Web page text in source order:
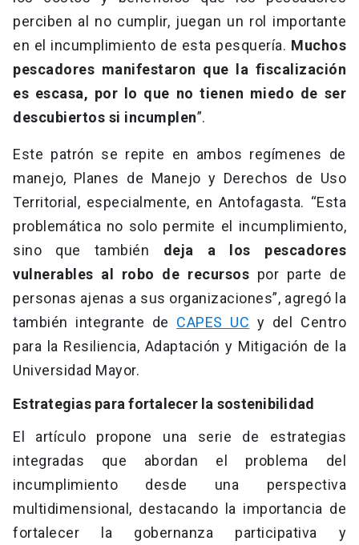
perciben al no cumplir, juegan un rol importante
en el incumplimiento de esta pesquería. Muchos
pescadores manifestaron que la fiscalización
es escasa, por lo que no tienen miedo de ser
descubiertos si incumplen”.
Este patrón se repite en ambos regímenes de
manejo, Planes de Manejo y Derechos de Uso
Territorial, especialmente, en Antofagasta. “Esta
problemática no solo permite el incumplimiento,
sino que también deja a los pescadores
vulnerables al robo de recursos por parte de
personas ajenas a sus organizaciones”, agregó la
también integrante de CAPES UC y del Centro
para la Resiliencia, Adaptación y Mitigación de la
Universidad Mayor.
Estrategias para fortalecer la sostenibilidad
El artículo propone una serie de estrategias
integradas que abordan el problema del
incumplimiento desde una perspectiva
multidimensional, destacando la importancia de
fortalecer la gobernanza participativa y